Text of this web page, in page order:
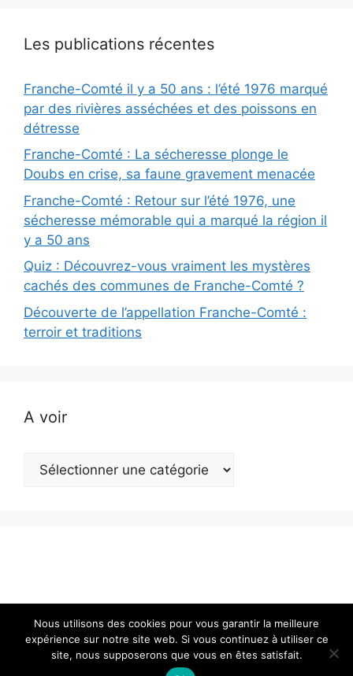
Les publications récentes
Franche-Comté il y a 50 ans : l’été 1976 marqué
par des rivières asséchées et des poissons en
détresse
Franche-Comté : La sécheresse plonge le
Doubs en crise, sa faune gravement menacée
Franche-Comté : Retour sur l’été 1976, une
sécheresse mémorable qui a marqué la région il
y a 50 ans
Quiz : Découvrez-vous vraiment les mystères
cachés des communes de Franche-Comté ?
Découverte de l’appellation Franche-Comté :
terroir et traditions
A voir
voir
© 2026 Actualité en Franche-Comté• Construit avec
Nous utilisons des cookies pour vous garantir la meilleure
expérience sur notre site web. Si vous continuez à utiliser ce
site, nous supposerons que vous en êtes satisfait.